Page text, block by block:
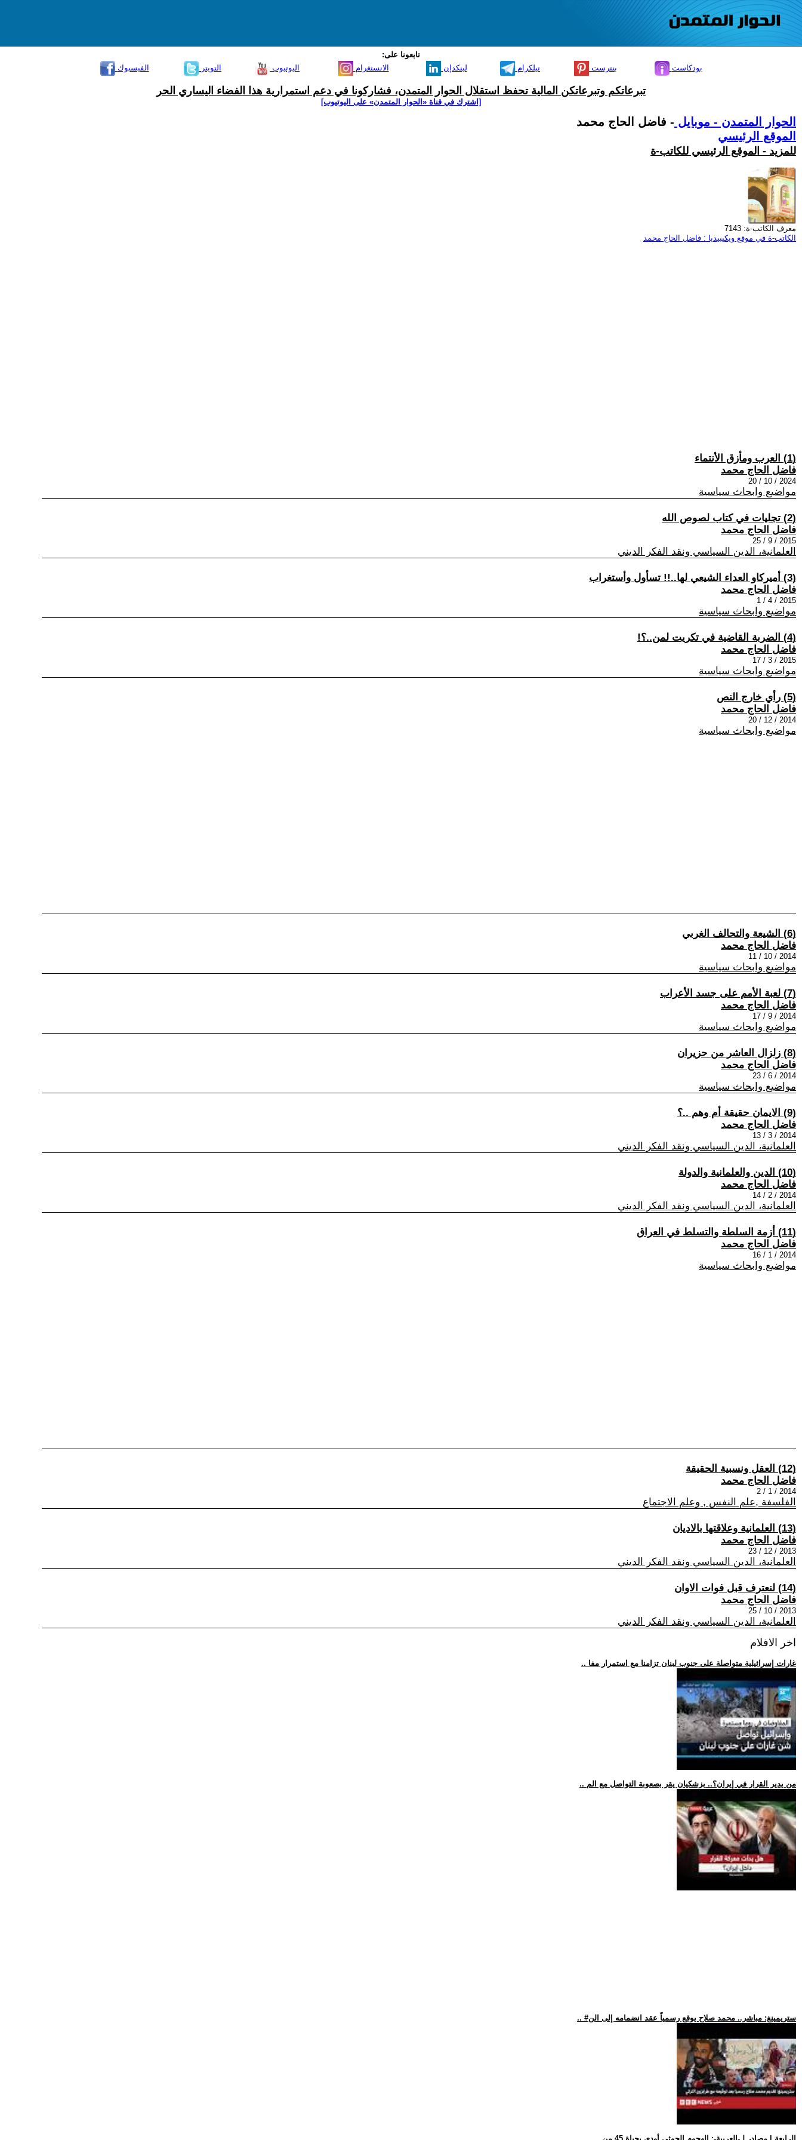
تابعونا على:
الفيسبوك
التويتر اليوتيوب الانستغرام لينكدإن تيلكرام بنترست بودكاست
تبرعاتكم وتبرعاتكن المالية تحفظ استقلال الحوار المتمدن، فشاركونا في دعم استمرارية هذا الفضاء اليساري الحر
[اشترك في قناة ‫«الحوار المتمدن» على اليوتيوب]
الحوار المتمدن - موبايل - فاضل الحاج محمد
الموقع الرئيسي
للمزيد - الموقع الرئيسي للكاتب-ة
معرف الكاتب-ة: 7143
الكاتب-ة في موقع ويكيبيديا : فاضل الحاج محمد
(1) العرب ومأزق الأنتماء
فاضل الحاج محمد
2024 / 10 / 20
مواضيع وابحاث سياسية
(2) تجليات في كتاب لصوص الله
فاضل الحاج محمد
2015 / 9 / 25
العلمانية، الدين السياسي ونقد الفكر الديني
(3) أميركاو العداء الشيعي لها..!! تسأول وأستغراب
فاضل الحاج محمد
2015 / 4 / 1
مواضيع وابحاث سياسية
(4) الضربة القاضية في تكريت لمن..؟!
فاضل الحاج محمد
2015 / 3 / 17
مواضيع وابحاث سياسية
(5) رأي خارج النص
فاضل الحاج محمد
2014 / 12 / 20
مواضيع وابحاث سياسية
(6) الشيعة والتحالف الغربي
فاضل الحاج محمد
2014 / 10 / 11
مواضيع وابحاث سياسية
(7) لعبة الأمم على جسد الأعراب
فاضل الحاج محمد
2014 / 9 / 17
مواضيع وابحاث سياسية
(8) زلزال العاشر من حزيران
فاضل الحاج محمد
2014 / 6 / 23
مواضيع وابحاث سياسية
(9) الايمان حقيقة أم وهم ..؟
فاضل الحاج محمد
2014 / 3 / 13
العلمانية، الدين السياسي ونقد الفكر الديني
(10) الدين والعلمانية والدولة
فاضل الحاج محمد
2014 / 2 / 14
العلمانية، الدين السياسي ونقد الفكر الديني
(11) أزمة السلطة والتسلط في العراق
فاضل الحاج محمد
2014 / 1 / 16
مواضيع وابحاث سياسية
(12) العقل ونسبية الحقيقة
فاضل الحاج محمد
2014 / 1 / 2
الفلسفة ,علم النفس , وعلم الاجتماع
(13) العلمانية وعلاقتها بالاديان
فاضل الحاج محمد
2013 / 12 / 23
العلمانية، الدين السياسي ونقد الفكر الديني
(14) لنعترف قبل فوات الاوان
فاضل الحاج محمد
2013 / 10 / 25
العلمانية، الدين السياسي ونقد الفكر الديني
اخر الافلام
.. غارات إسرائيلية متواصلة على جنوب لبنان تزامنا مع استمرار مفا
.. من يدير القرار في إيران؟.. بزشكيان يقر بصعوبة التواصل مع الم
.. #ستريمينغ: مباشر.. محمد صلاح يوقع رسمياً عقد انضمامه إلى الن